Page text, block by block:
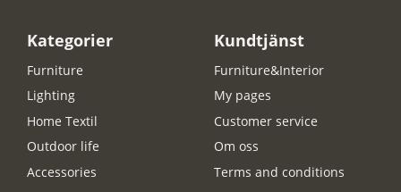
Kategorier
Furniture
Lighting
Home Textil
Outdoor life
Accessories
Kundtjänst
Furniture&Interior
My pages
Customer service
Om oss
Terms and conditions